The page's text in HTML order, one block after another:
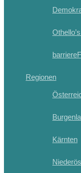
Regionen
Kärnten